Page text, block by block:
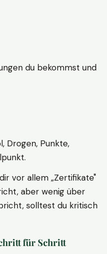
du bekommst und
Drogen, Punkte,
vor allem „Zertifikate"
aber wenig über
solltest du kritisch
für Schritt